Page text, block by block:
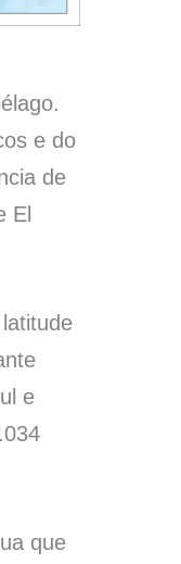
e do
de
El
e
que